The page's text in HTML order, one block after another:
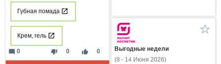
Губная помада
Крем, гель
thumb_down 0 thumb_up 0
mode_comment 0
Выгодные недели
(8 - 14 Июня 2026)